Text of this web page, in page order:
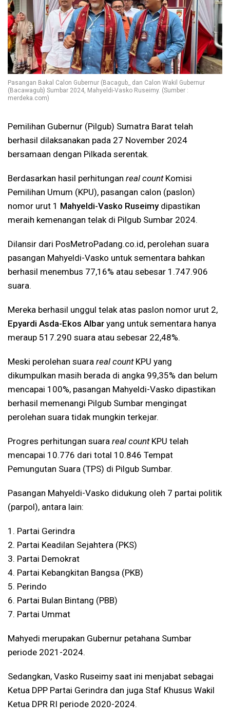
Pasangan Bakal Calon Gubernur (Bacagub_ dan Calon Wakil Gubernur
(Bacawagub) Sumbar 2024, Mahyeldi-Vasko Ruseimy. (Sumber :
merdeka.com)
Pemilihan Gubernur (Pilgub) Sumatra Barat telah
berhasil dilaksanakan pada 27 November 2024
bersamaan dengan Pilkada serentak.
Berdasarkan hasil perhitungan real countKomisi
Pemilihan Umum (KPU), pasangan calon (paslon)
nomor urut 1 Mahyeldi-Vasko Ruseimy dipastikan
meraih kemenangan telak di Pilgub Sumbar 2024.
Dilansir dari PosMetroPadang.co.id, perolehan suara
pasangan Mahyeldi-Vasko untuk sementara bahkan
berhasil menembus 77,16% atau sebesar 1.747.906
suara.
Mereka berhasil unggul telak atas paslon nomor urut 2,
Epyardi Asda-Ekos Albar yang untuk sementara hanya
meraup 517.290 suara atau sebesar 22,48%.
Meski perolehan suara real countKPU yang
dikumpulkan masih berada di angka 99,35% dan belum
mencapai 100%, pasangan Mahyeldi-Vasko dipastikan
berhasil memenangi Pilgub Sumbar mengingat
perolehan suara tidak mungkin terkejar.
Progres perhitungan suara real countKPU telah
mencapai 10.776 dari total 10.846 Tempat
Pemungutan Suara (TPS) di Pilgub Sumbar.
Pasangan Mahyeldi-Vasko didukung oleh 7 partai politik
(parpol), antara lain:
1. Partai Gerindra
2. Partai Keadilan Sejahtera (PKS)
3. Partai Demokrat
4. Partai Kebangkitan Bangsa (PKB)
5. Perindo
6. Partai Bulan Bintang (PBB)
7. Partai Ummat
Mahyedi merupakan Gubernur petahana Sumbar
periode 2021-2024.
Sedangkan, Vasko Ruseimy saat ini menjabat sebagai
Ketua DPP Partai Gerindra dan juga Staf Khusus Wakil
Ketua DPR RI periode 2020-2024.